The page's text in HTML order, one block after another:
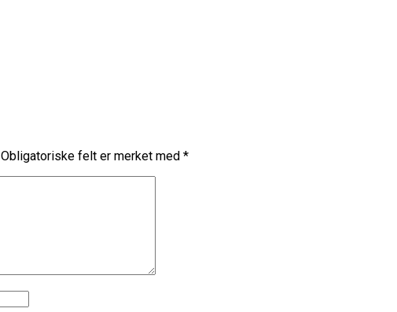
Obligatoriske felt er merket med *